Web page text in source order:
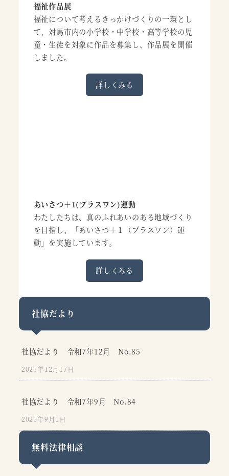
福祉作品展
福祉について考えるきっかけづくりの一環とし
て、対馬市内の小学校・中学校・高等学校の児
童・生徒を対象に作品を募集し、作品展を開催
しました。
詳しくみる
あいさつ＋1(プラスワン)運動
わたしたちは、真のふれあいのある地域づくり
を目指し、「あいさつ＋１（プラスワン）運
動」を実施しています。
詳しくみる
社協だより
社協だより 令和7年12月 No.85
2025年12月17日
社協だより 令和7年9月 No.84
2025年9月1日
無料法律相談